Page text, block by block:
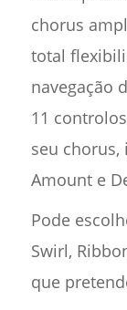
chorus
total
navegação
11
seu chorus,
Amount e
Pode
Swirl,
que